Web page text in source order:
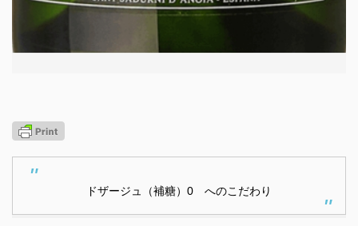
ドザージュ（補糖）0 へのこだわり